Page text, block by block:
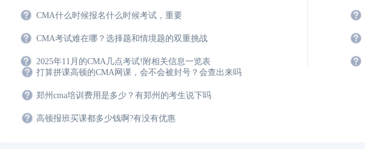
CMA什么时候报名什么时候考试，重要
CMA考试难在哪？选择题和情境题的双重挑战
2025年11月的CMA几点考试!附相关信息一览表
打算拼课高顿的CMA网课，会不会被封号？会查出来吗
郑州cma培训费用是多少？有郑州的考生说下吗
高顿报班买课都多少钱啊?有没有优惠